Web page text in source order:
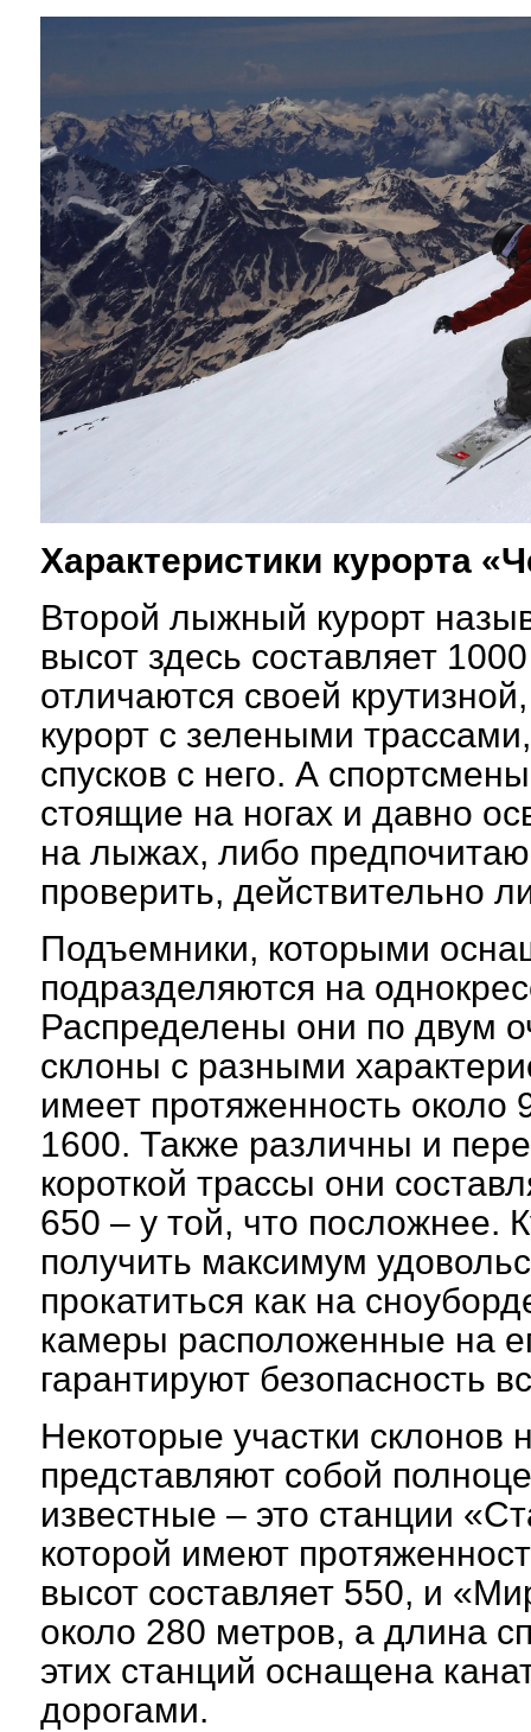
Характеристики курорта
Второй лыжный курорт
высот здесь составляет
отличаются своей
курорт с зелеными
спусков с него. А
стоящие на ногах и давно
на лыжах, либо
проверить, действительно
Подъемники, которыми
подразделяются на
Распределены они по двум
склоны с разными
имеет протяженность около
1600. Также различны и
короткой трассы они
650 – у той, что посложнее.
получить максимум
прокатиться как на
камеры расположенные на
гарантируют безопасность
Некоторые участки склонов
представляют собой
известные – это станции
которой имеют
высот составляет 550, и
около 280 метров, а длина
этих станций оснащена
дорогами.